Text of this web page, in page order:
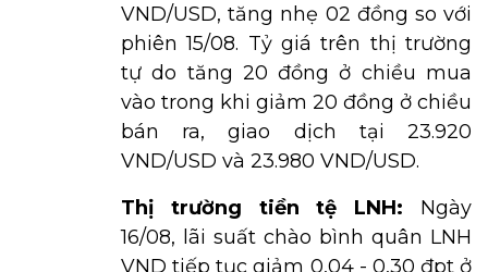
VND/USD, tăng nhẹ 02 đồng so với
phiên 15/08. Tỷ giá trên thị trường
tự do tăng 20 đồng ở chiều mua
vào trong khi giảm 20 đồng ở chiều
bán ra, giao dịch tại 23.920
VND/USD và 23.980 VND/USD.
Thị trường tiền tệ LNH: Ngày
16/08, lãi suất chào bình quân LNH
VND tiếp tục giảm 0,04 - 0,30 đpt ở